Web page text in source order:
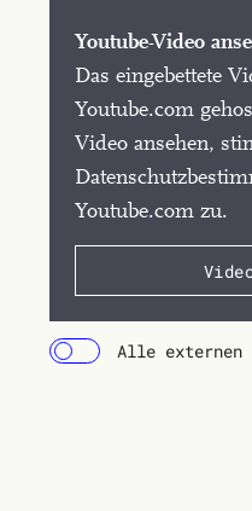
Youtube-Video
Das eingebettete
Youtube.com
Video ansehen,
Youtube.com zu.
Alle